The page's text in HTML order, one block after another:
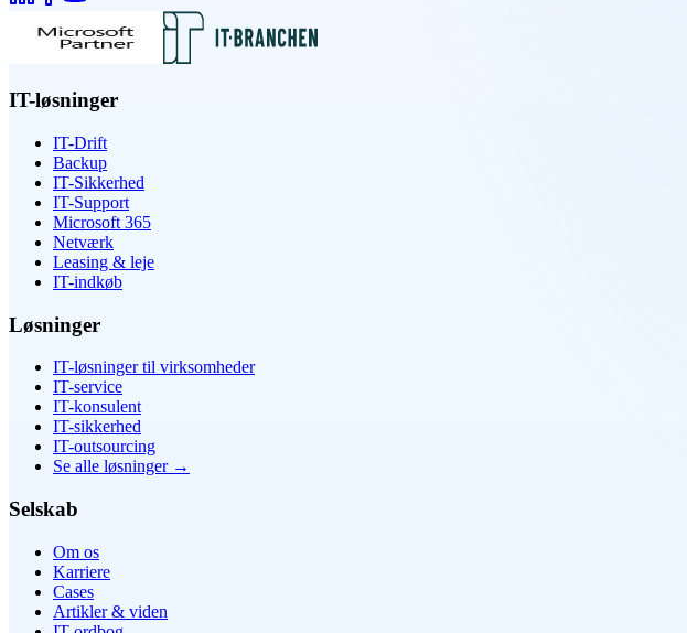
IT-løsninger
IT-Drift
Backup
IT-Sikkerhed
IT-Support
Microsoft 365
Netværk
Leasing & leje
IT-indkøb
Løsninger
IT-løsninger til virksomheder
IT-service
IT-konsulent
IT-sikkerhed
IT-outsourcing
Se alle løsninger→
Selskab
Om os
Karriere
Cases
Artikler & viden